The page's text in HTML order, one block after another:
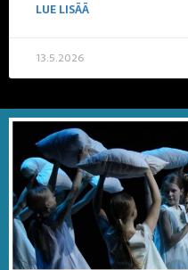
LUE LISÄÄ
13.5.2026